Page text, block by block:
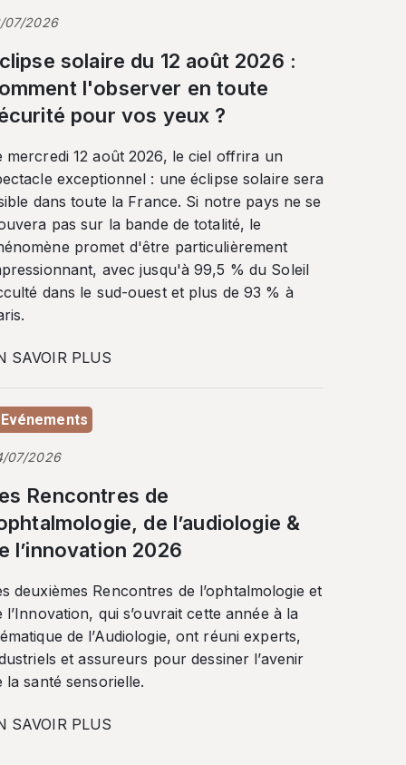
07/2026
solaire du 12 août 2026 :
l'observer en toute
pour vos yeux ?
mercredi 12 août 2026, le ciel offrira un
exceptionnel : une éclipse solaire sera
dans toute la France. Si notre pays ne se
pas sur la bande de totalité, le
promet d'être particulièrement
avec jusqu'à 99,5 % du Soleil
dans le sud-ouest et plus de 93 % à
SAVOIR PLUS
07/2026
Rencontres de
de l’audiologie &
l’innovation 2026
deuxièmes Rencontres de l’ophtalmologie et
l’Innovation, qui s’ouvrait cette année à la
de l’Audiologie, ont réuni experts,
et assureurs pour dessiner l’avenir
la santé sensorielle.
SAVOIR PLUS